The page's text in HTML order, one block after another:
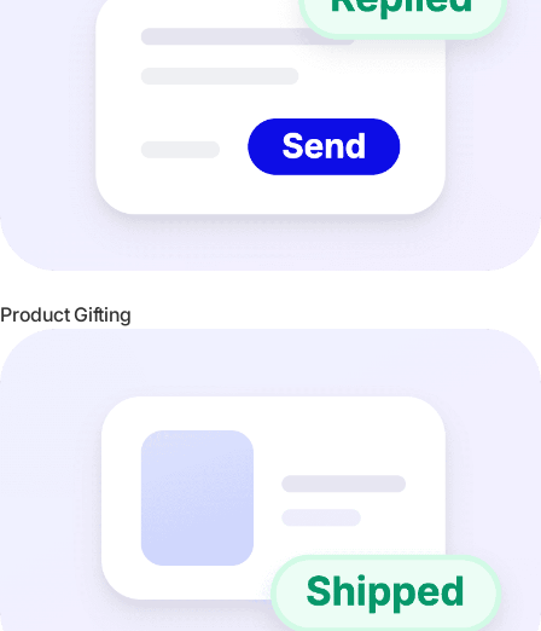
Product Gifting